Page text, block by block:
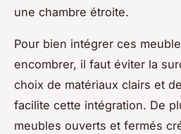
une chambre étroite.
Pour bien intégrer ces
encombrer, il faut éviter la
choix de matériaux clairs et
facilite cette intégration. De
meubles ouverts et fermés